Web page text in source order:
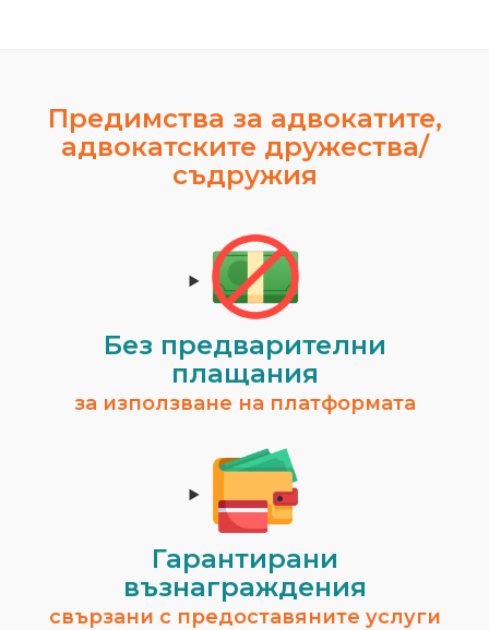
Предимства за адвокатите,
адвокатските дружества/
съдружия
Без предварителни
плащания
за използване на платформата
Гарантирани
възнаграждения
свързани с предоставяните услуги